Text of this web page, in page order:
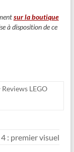
sur la boutique
à disposition de ce
Reviews LEGO
: premier visuel